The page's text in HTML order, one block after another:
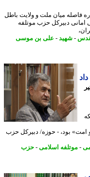
میان ملت و ولایت باطل
دبیرکل حزب موتلفه
-شهید-علی بن موسی
بود، - حوزه/ دبیرکل حزب
موتلفه اسلامی-حزب